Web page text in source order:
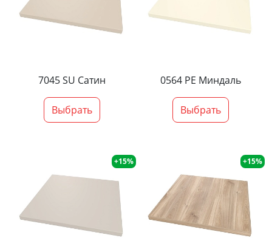
7045 SU Сатин
Выбрать
0564 PE Миндаль
Выбрать
+15% +15%